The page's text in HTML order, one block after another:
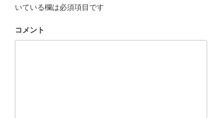
いている欄は必須項目です
コメント